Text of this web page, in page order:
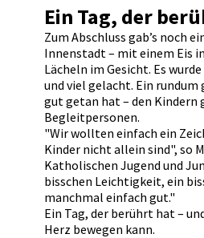
Ein Tag, der
Zum Abschluss gab’s noch
Innenstadt – mit einem Eis
Lächeln im Gesicht. Es
und viel gelacht. Ein
gut getan hat – den Kindern
Begleitpersonen.
"Wir wollten einfach ein
Kinder nicht allein sind", so
Katholischen Jugend und
bisschen Leichtigkeit, ein
manchmal einfach gut."
Ein Tag, der berührt hat –
Herz bewegen kann.